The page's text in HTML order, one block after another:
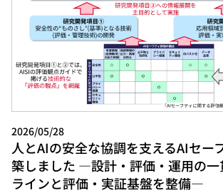
2026/05/28
人とAIの安全な協調を支えるAIセー
築しました ―設計・評価・運用の一
ラインと評価・実証基盤を整備―